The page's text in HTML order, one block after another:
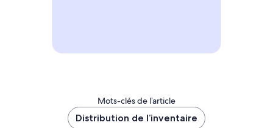
Mots-clés de l’article
Distribution de l’inventaire